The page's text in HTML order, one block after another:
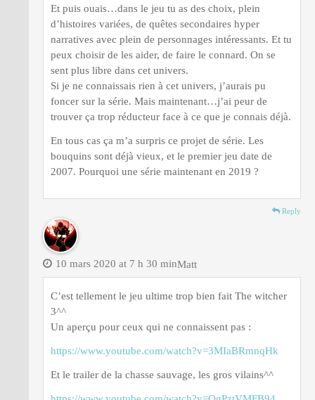
Et puis ouais…dans le jeu tu as des choix, plein
d’histoires variées, de quêtes secondaires hyper
narratives avec plein de personnages intéressants. Et tu
peux choisir de les aider, de faire le connard. On se
sent plus libre dans cet univers.
Si je ne connaissais rien à cet univers, j’aurais pu
foncer sur la série. Mais maintenant…j’ai peur de
trouver ça trop réducteur face à ce que je connais déjà.
En tous cas ça m’a surpris ce projet de série. Les
bouquins sont déjà vieux, et le premier jeu date de
2007. Pourquoi une série maintenant en 2019 ?
Reply
Matt
10 mars 2020 at 7 h 30 min
C’est tellement le jeu ultime trop bien fait The witcher
3^^
Un aperçu pour ceux qui ne connaissent pas :
https://www.youtube.com/watch?v=3MIaBRmnqHk
Et le trailer de la chasse sauvage, les gros vilains^^